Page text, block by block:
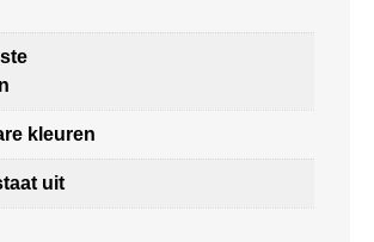
kleuren
uit